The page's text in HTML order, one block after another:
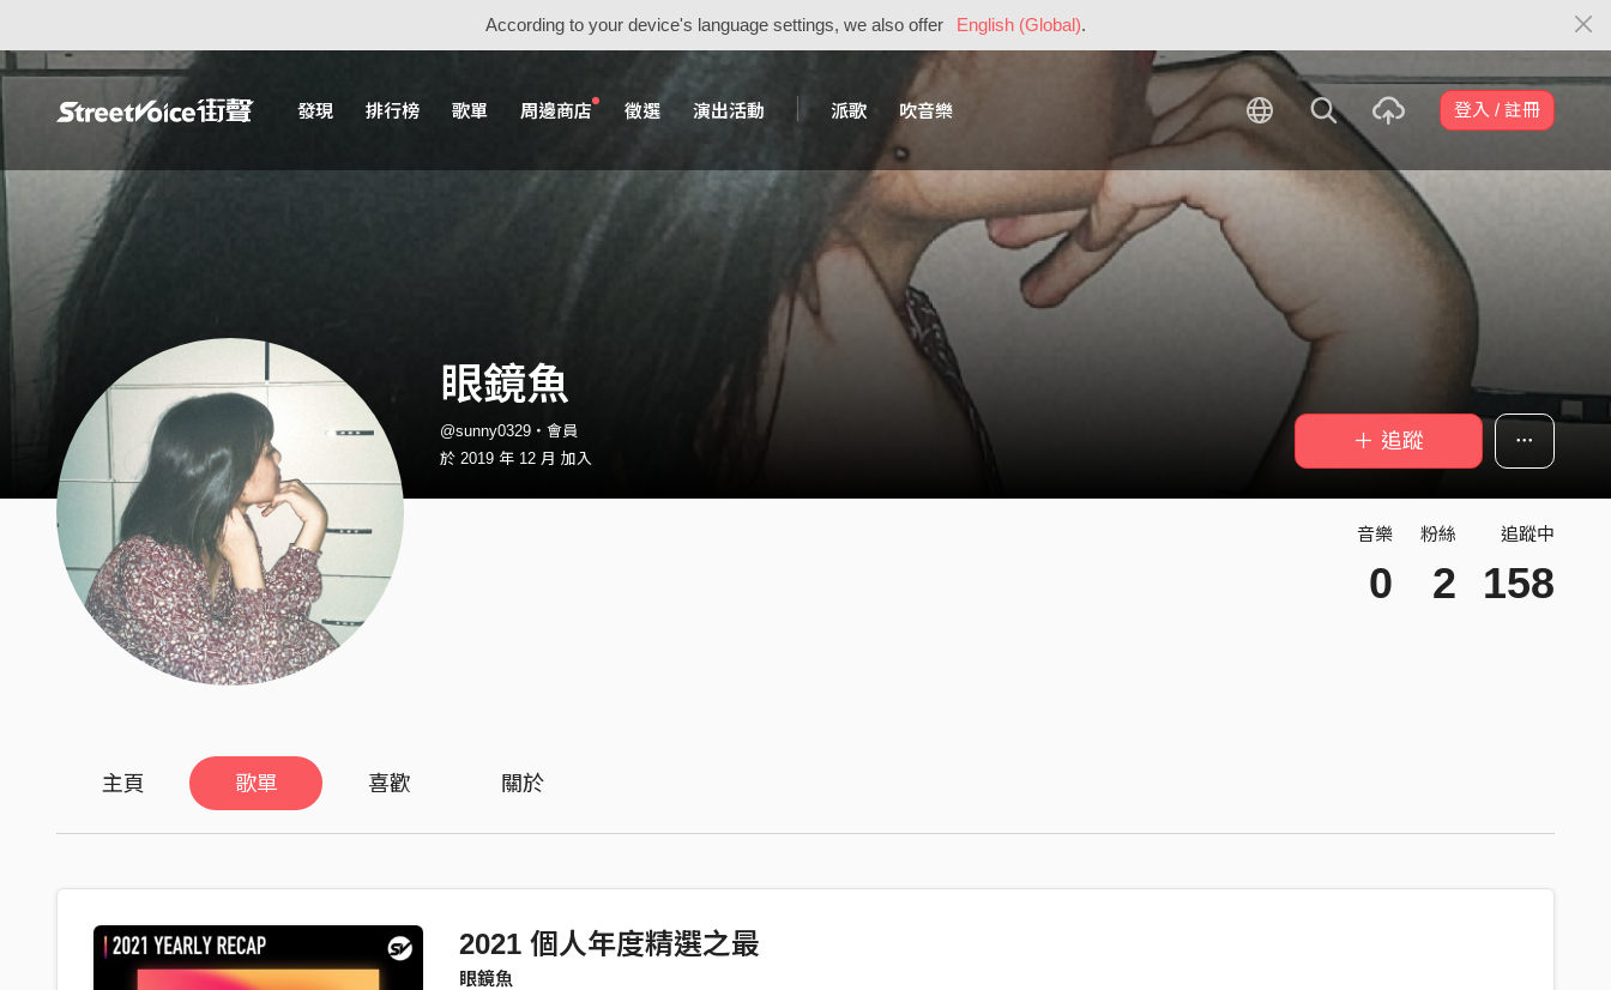
According to your device's language settings, we also offer English (Global).
發現 排行榜 歌單 周邊商店 徵選 演出活動 派歌 吹音樂 登入 / 註冊
眼鏡魚
@sunny0329・會員
於 2019 年 12 月 加入
＋ 追蹤
音樂
0
粉絲
2
追蹤中
158
主頁 歌單 喜歡 關於
2021 個人年度精選之最
眼鏡魚